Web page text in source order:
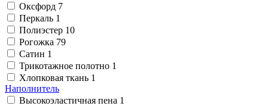
Оксфорд 7
Перкаль 1
Полиэстер 10
Рогожка 79
Сатин 1
Трикотажное полотно 1
Хлопковая ткань 1
Наполнитель
Высокоэластичная пена 1